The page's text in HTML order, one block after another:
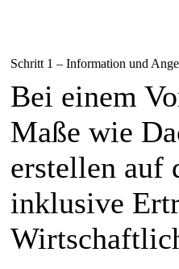
Schritt 1 – Information und
Bei einem
Maße wie
erstellen auf
inklusive